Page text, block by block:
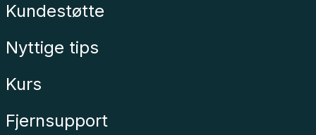
Kundestøtte
Nyttige tips
Kurs
Fjernsupport